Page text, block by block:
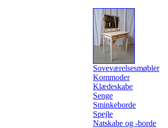
Soveværelsesmøbler
Kommoder
Klædeskabe
Senge
Sminkeborde
Spejle
Natskabe og -borde